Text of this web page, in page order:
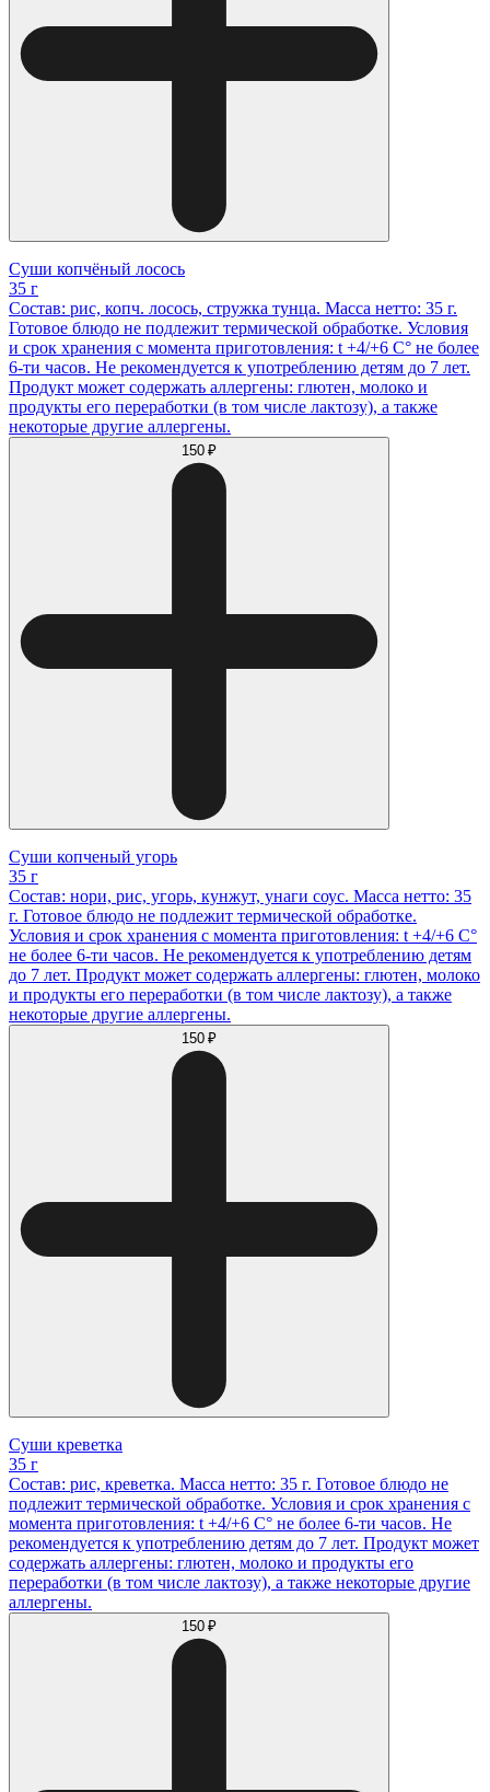
Суши копчёный лосось
35 г
Состав: рис, копч. лосось, стружка тунца. Масса нетто: 35 г.
Готовое блюдо не подлежит термической обработке. Условия
и срок хранения с момента приготовления: t +4/+6 С° не более
6-ти часов. Не рекомендуется к употреблению детям до 7 лет.
Продукт может содержать аллергены: глютен, молоко и
продукты его переработки (в том числе лактозу), а также
некоторые другие аллергены.
150 ₽
Суши копченый угорь
35 г
Состав: нори, рис, угорь, кунжут, унаги соус. Масса нетто: 35
г. Готовое блюдо не подлежит термической обработке.
Условия и срок хранения с момента приготовления: t +4/+6 С°
не более 6-ти часов. Не рекомендуется к употреблению детям
до 7 лет. Продукт может содержать аллергены: глютен, молоко
и продукты его переработки (в том числе лактозу), а также
некоторые другие аллергены.
150 ₽
Суши креветка
35 г
Состав: рис, креветка. Масса нетто: 35 г. Готовое блюдо не
подлежит термической обработке. Условия и срок хранения с
момента приготовления: t +4/+6 С° не более 6-ти часов. Не
рекомендуется к употреблению детям до 7 лет. Продукт может
содержать аллергены: глютен, молоко и продукты его
переработки (в том числе лактозу), а также некоторые другие
аллергены.
150 ₽